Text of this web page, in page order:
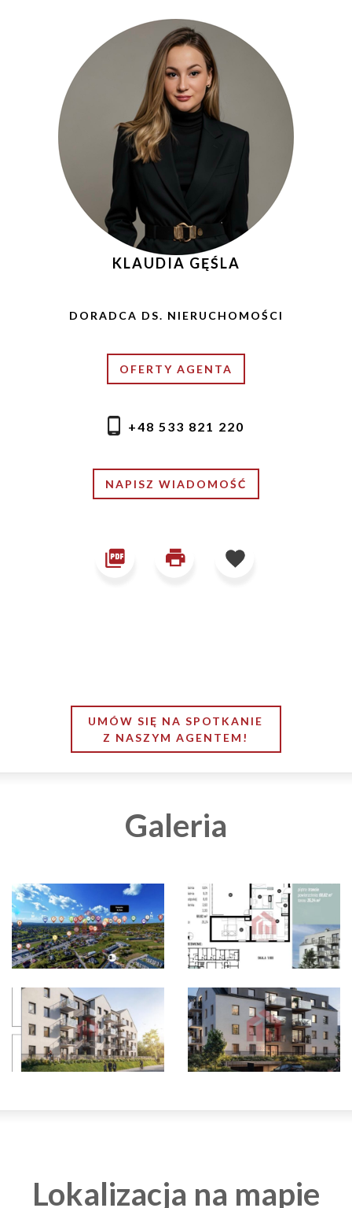
KLAUDIA GĘŚLA
DORADCA DS. NIERUCHOMOŚCI
OFERTY AGENTA
+48 533 821 220
NAPISZ WIADOMOŚĆ
UMÓW SIĘ NA SPOTKANIE
Z NASZYM AGENTEM!
Galeria
Lokalizacja na mapie